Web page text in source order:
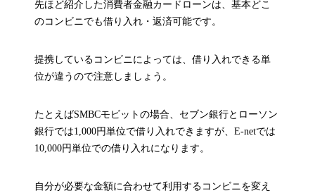
先ほど紹介した消費者金融カードローンは、基本どこ
のコンビニでも借り入れ・返済可能です。
提携しているコンビニによっては、借り入れできる単
位が違うので注意しましょう。
たとえばSMBCモビットの場合、セブン銀行とローソン
銀行では1,000円単位で借り入れできますが、E-netでは
10,000円単位での借り入れになります。
自分が必要な金額に合わせて利用するコンビニを変え